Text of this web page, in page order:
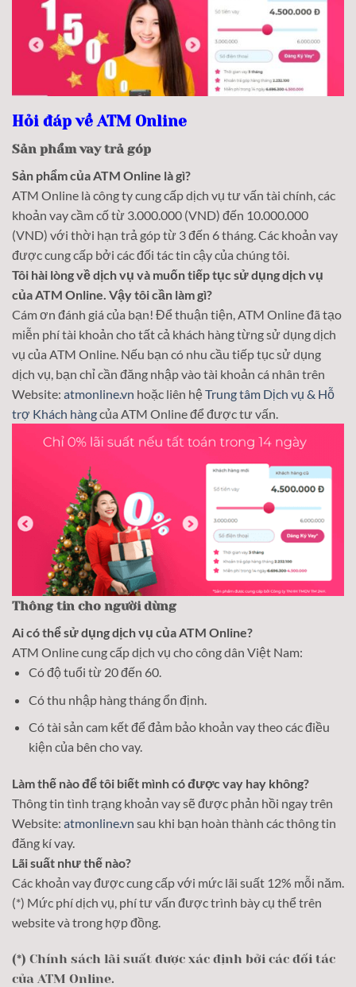
Hỏi đáp về ATM Online
Sản phẩm vay trả góp
Sản phẩm của ATM Online là gì?
ATM Online là công ty cung cấp dịch vụ tư vấn tài chính, các
khoản vay cầm cố từ 3.000.000 (VND) đến 10.000.000
(VND) với thời hạn trả góp từ 3 đến 6 tháng. Các khoản vay
được cung cấp bởi các đối tác tin cậy của chúng tôi.
Tôi hài lòng về dịch vụ và muốn tiếp tục sử dụng dịch vụ
của ATM Online. Vậy tôi cần làm gì?
Cám ơn đánh giá của bạn! Để thuận tiện, ATM Online đã tạo
miễn phí tài khoản cho tất cả khách hàng từng sử dụng dịch
vụ của ATM Online. Nếu bạn có nhu cầu tiếp tục sử dụng
dịch vụ, bạn chỉ cần đăng nhập vào tài khoản cá nhân trên
Website: atmonline.vn hoặc liên hệTrung tâm Dịch vụ & Hỗ
trợ Khách hàngcủa ATM Online để được tư vấn.
Thông tin cho người dùng
Ai có thể sử dụng dịch vụ của ATM Online?
ATM Online cung cấp dịch vụ cho công dân Việt Nam:
Có độ tuổi từ 20 đến 60.
Có thu nhập hàng tháng ổn định.
Có tài sản cam kết để đảm bảo khoản vay theo các điều
kiện của bên cho vay.
Làm thế nào để tôi biết mình có được vay hay không?
Thông tin tình trạng khoản vay sẽ được phản hồi ngay trên
Website: atmonline.vn sau khi bạn hoàn thành các thông tin
đăng kí vay.
Lãi suất như thế nào?
Các khoản vay được cung cấp với mức lãi suất 12% mỗi năm.
(*) Mức phí dịch vụ, phí tư vấn được trình bày cụ thể trên
website và trong hợp đồng.
(*) Chính sách lãi suất được xác định bởi các đối tác
của ATM Online.